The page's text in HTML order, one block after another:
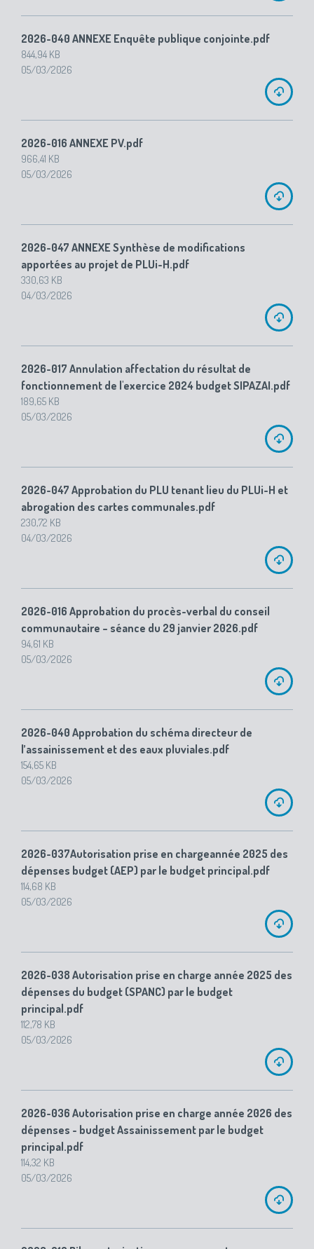
2026-040 ANNEXE Enquête publique conjointe.pdf
844,94 KB
05/03/2026
2026-016 ANNEXE PV.pdf
966,41 KB
05/03/2026
2026-047 ANNEXE Synthèse de modifications
apportées au projet de PLUi-H.pdf
330,63 KB
04/03/2026
2026-017 Annulation affectation du résultat de
fonctionnement de l'exercice 2024 budget SIPAZAI.pdf
189,65 KB
05/03/2026
2026-047 Approbation du PLU tenant lieu du PLUi-H et
abrogation des cartes communales.pdf
230,72 KB
04/03/2026
2026-016 Approbation du procès-verbal du conseil
communautaire – séance du 29 janvier 2026.pdf
94,61 KB
05/03/2026
2026-040 Approbation du schéma directeur de
l’assainissement et des eaux pluviales.pdf
154,65 KB
05/03/2026
2026-037Autorisation prise en chargeannée 2025 des
dépenses budget (AEP) par le budget principal.pdf
114,68 KB
05/03/2026
2026-038 Autorisation prise en charge année 2025 des
dépenses du budget (SPANC) par le budget
principal.pdf
112,78 KB
05/03/2026
2026-036 Autorisation prise en charge année 2026 des
dépenses - budget Assainissement par le budget
principal.pdf
114,32 KB
05/03/2026